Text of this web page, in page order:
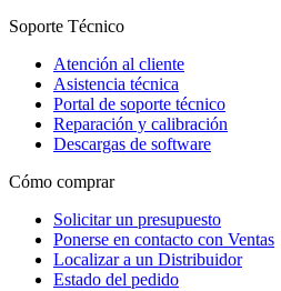
Soporte Técnico
Atención al cliente
Asistencia técnica
Portal de soporte técnico
Reparación y calibración
Descargas de software
Cómo comprar
Solicitar un presupuesto
Ponerse en contacto con Ventas
Localizar a un Distribuidor
Estado del pedido